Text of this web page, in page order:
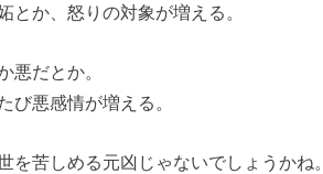
とか、怒りの対象が増える。
悪だとか。
び悪感情が増える。
を苦しめる元凶じゃないでしょうかね。